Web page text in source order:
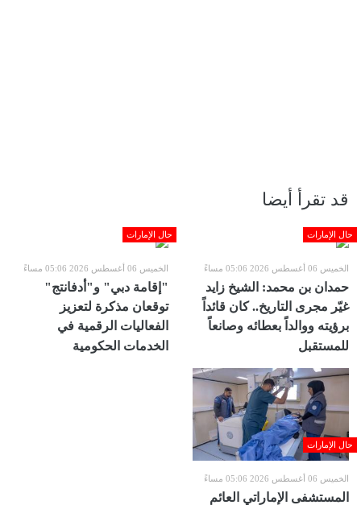
قد تقرأ أيضا
حال الإمارات
الخميس 06 أغسطس 2026 05:06 مساءً
حمدان بن محمد: الشيخ زايد
غيّر مجرى التاريخ.. كان قائداً
برؤيته ووالداً بعطائه وصانعاً
للمستقبل
حال الإمارات
الخميس 06 أغسطس 2026 05:06 مساءً
"إقامة دبي" و"أدفانتج"
توقعان مذكرة لتعزيز
الفعاليات الرقمية في
الخدمات الحكومية
حال الإمارات
الخميس 06 أغسطس 2026 05:06 مساءً
المستشفى الإماراتي العائم